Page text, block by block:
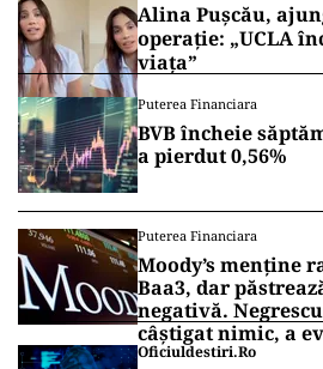
Alina Pușcău,
operație: „UCLA
viața”
Puterea Financiara
BVB încheie
a pierdut 0,56%
Puterea Financiara
Moody’s menține
Baa3, dar
negativă.
câștigat nimic, a
Oficiuldestiri.ro